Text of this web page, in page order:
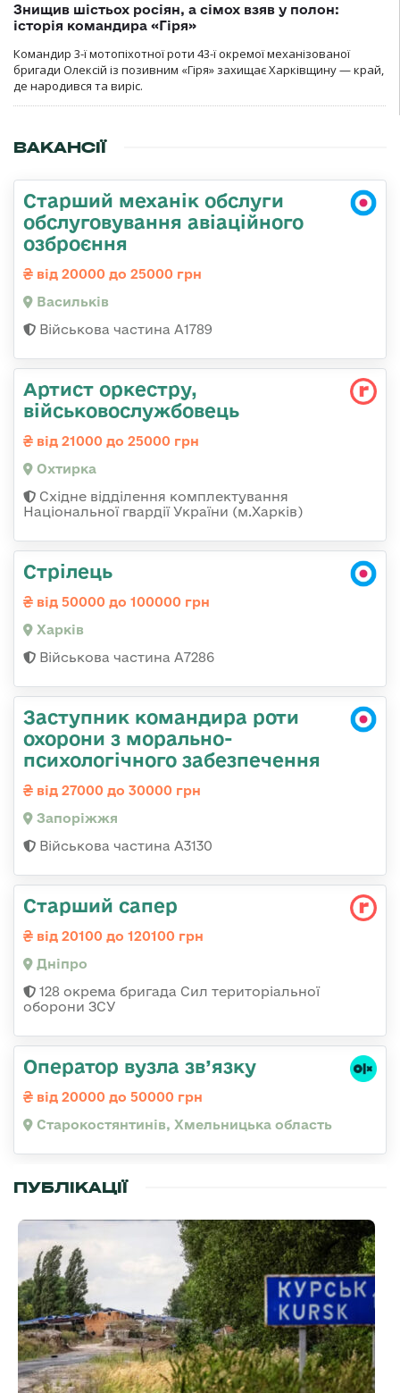
Знищив шістьох росіян, а сімох взяв у полон:
історія командира «Гіря»
Командир 3-ї мотопіхотної роти 43-ї окремої механізованої
бригади Олексій із позивним «Гіря» захищає Харківщину — край,
де народився та виріс.
ВАКАНСІЇ
Старший механік обслуги
обслуговування авіаційного
озброєння
від 20000 до 25000 грн
Васильків
Військова частина А1789
Артист оркестру,
військовослужбовець
від 21000 до 25000 грн
Охтирка
Східне відділення комплектування
Національної гвардії України (м.Харків)
Стрілець
від 50000 до 100000 грн
Харків
Військова частина А7286
Заступник командира роти
охорони з морально-
психологічного забезпечення
від 27000 до 30000 грн
Запоріжжя
Військова частина А3130
Старший сапер
від 20100 до 120100 грн
Дніпро
128 окрема бригада Сил територіальної
оборони ЗСУ
Оператор вузла зв’язку
від 20000 до 50000 грн
Старокостянтинів, Хмельницька область
ПУБЛІКАЦІЇ